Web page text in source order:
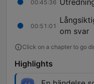
00:45:36
00:51:01
om svar
Click on a chapter to go
Highlights